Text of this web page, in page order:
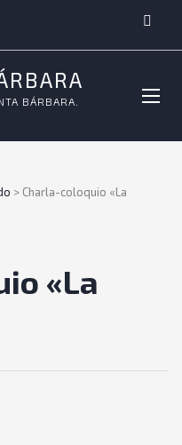
BÁRBARA.
> Charla-coloquio «La
«La